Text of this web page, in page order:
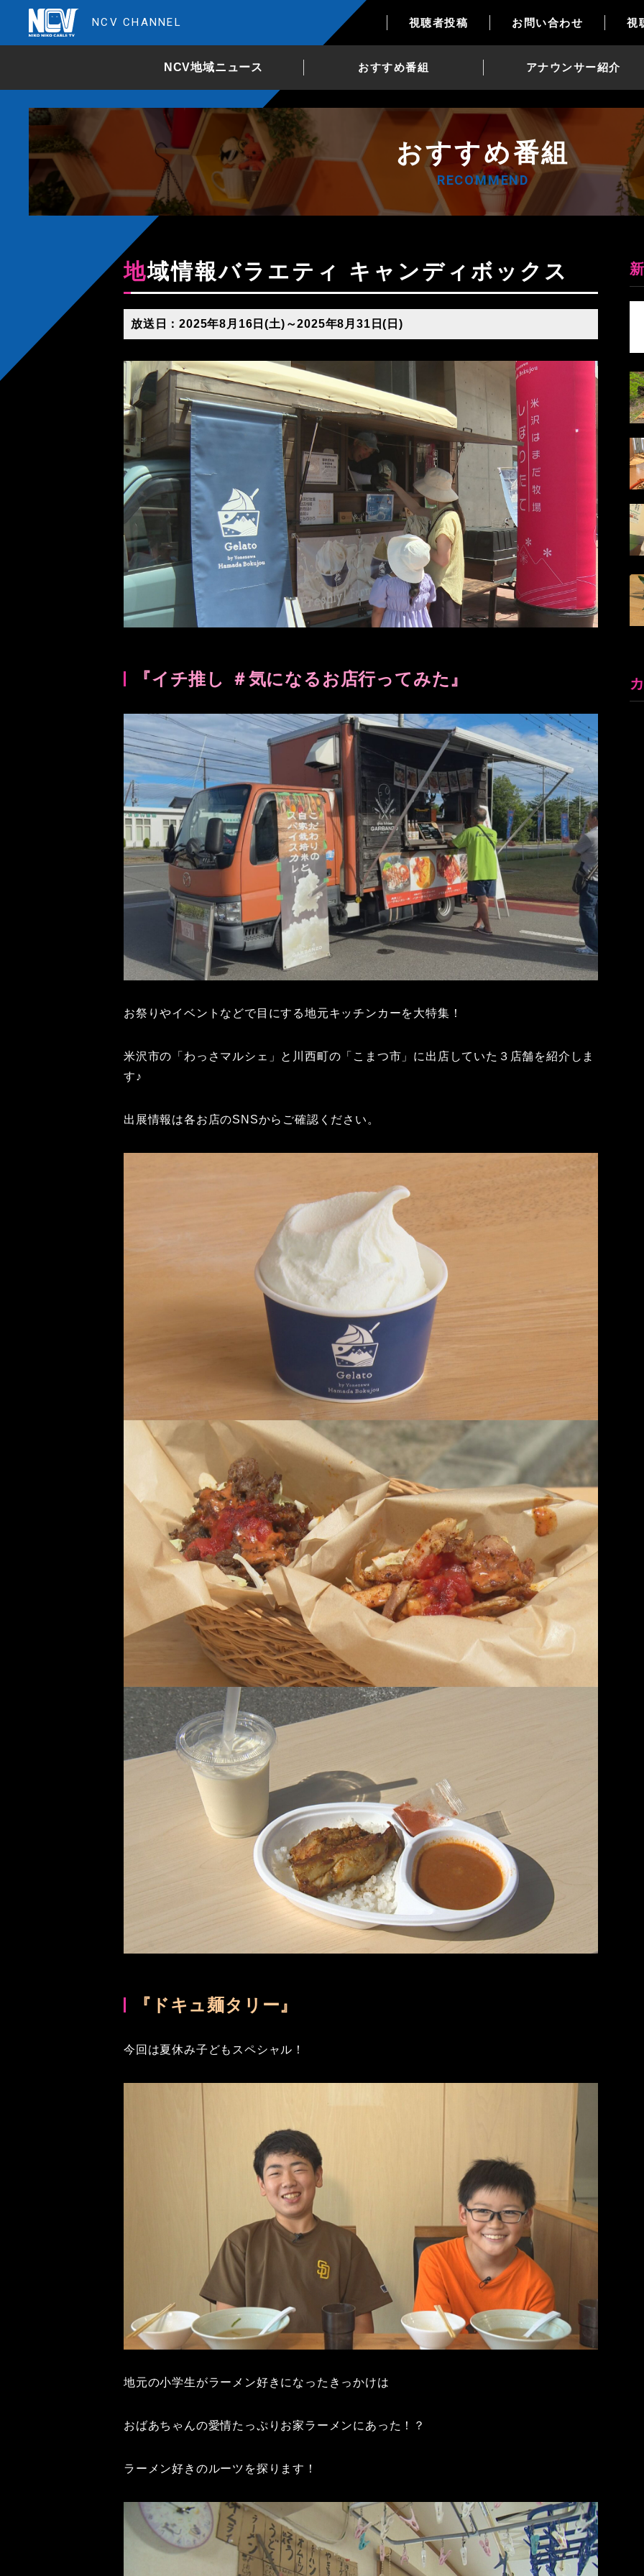
NCV CHANNEL 視聴者投稿 お問い合わせ 視
NCV地域ニュース おすすめ番組 アナウンサー紹介
おすすめ番組
RECOMMEND
地域情報バラエティ キャンディボックス
放送日：2025年8月16日(土)～2025年8月31日(日)
『イチ推し ＃気になるお店行ってみた』
お祭りやイベントなどで目にする地元キッチンカーを大特集！
米沢市の「わっさマルシェ」と川西町の「こまつ市」に出店していた３店舗を紹介しま
す♪
出展情報は各お店のSNSからご確認ください。
『ドキュ麺タリー』
今回は夏休み子どもスペシャル！
地元の小学生がラーメン好きになったきっかけは
おばあちゃんの愛情たっぷりお家ラーメンにあった！？
ラーメン好きのルーツを探ります！